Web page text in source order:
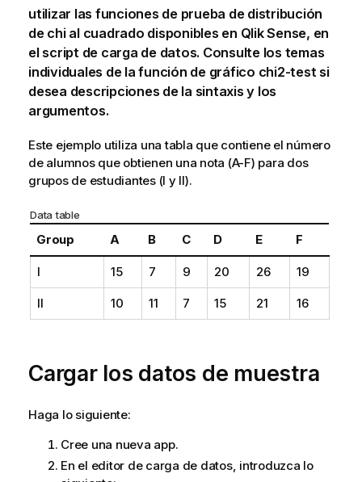
utilizar las funciones de prueba de distribución
de chi al cuadrado disponibles en Qlik Sense, en
el script de carga de datos. Consulte los temas
individuales de la función de gráfico chi2-testsi
desea descripciones de la sintaxis y los
argumentos.
Este ejemplo utiliza una tabla que contiene el número
de alumnos que obtienen una nota (A-F) para dos
grupos de estudiantes (I y II).
Data table
Group A B C D E F
I 15 7 9 20 26 19
II 10 11 7 15 21 16
Cargar los datos de muestra
Haga lo siguiente:
Cree una nueva app.
En el editor de carga de datos, introduzca lo